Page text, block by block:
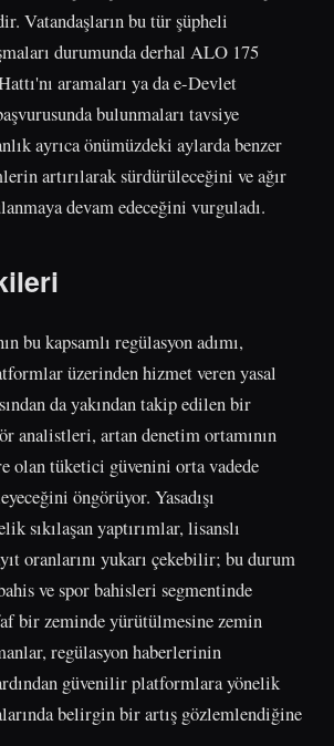
Vatandaşların bu tür şüpheli
durumunda derhal ALO 175
aramaları ya da e-Devlet
bulunmaları tavsiye
ayrıca önümüzdeki aylarda benzer
artırılarak sürdürüleceğini ve ağır
devam edeceğini vurguladı.
bu kapsamlı regülasyon adımı,
üzerinden hizmet veren yasal
da yakından takip edilen bir
analistleri, artan denetim ortamının
olan tüketici güvenini orta vadede
öngörüyor. Yasadışı
sıkılaşan yaptırımlar, lisanslı
oranlarını yukarı çekebilir; bu durum
ve spor bahisleri segmentinde
bir zeminde yürütülmesine zemin
regülasyon haberlerinin
güvenilir platformlara yönelik
belirgin bir artış gözlemlendiğine